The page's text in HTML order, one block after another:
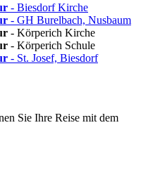
- Biesdorf Kirche
- GH Burelbach, Nusbaum
- Körperich Kirche
- Körperich Schule
- St. Josef, Biesdorf
Sie Ihre Reise mit dem